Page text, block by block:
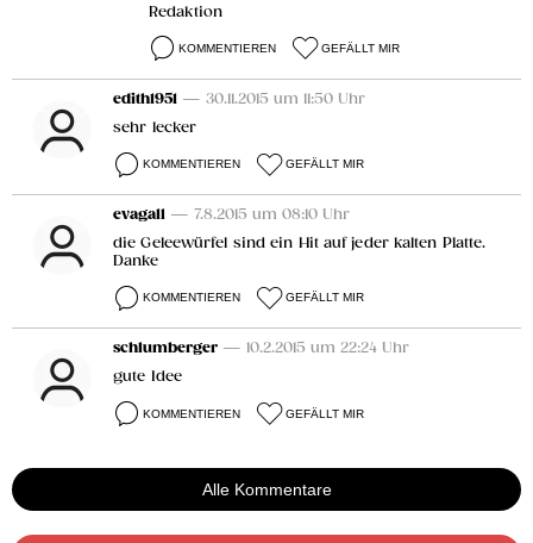
Redaktion
KOMMENTIEREN GEFÄLLT MIR
edith1951 — 30.11.2015 um 11:50 Uhr
sehr lecker
KOMMENTIEREN GEFÄLLT MIR
evagall — 7.8.2015 um 08:10 Uhr
die Geleewürfel sind ein Hit auf jeder kalten Platte.
Danke
KOMMENTIEREN GEFÄLLT MIR
schlumberger — 10.2.2015 um 22:24 Uhr
gute Idee
KOMMENTIEREN GEFÄLLT MIR
Alle Kommentare